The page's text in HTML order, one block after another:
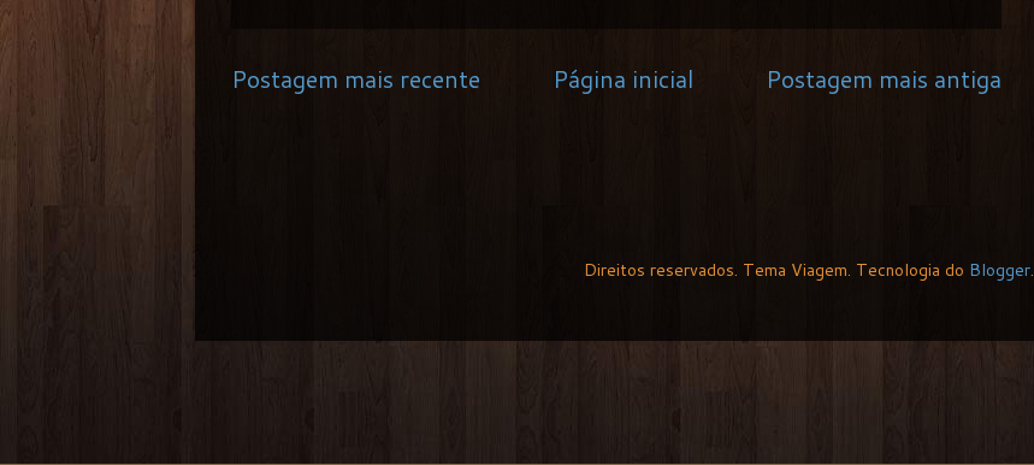
Postagem mais recente Postagem mais antiga
Página inicial
Direitos reservados. Tema Viagem. Tecnologia do Blogger.